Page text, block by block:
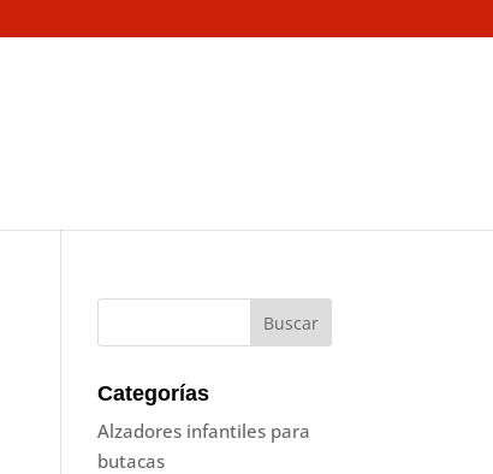
Categorías
Alzadores infantiles para
butacas